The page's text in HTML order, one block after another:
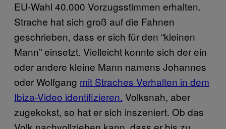
EU-Wahl 40.000 Vorzugsstimmen erhalten.
Strache hat sich groß auf die Fahnen
geschrieben, dass er sich für den “kleinen
Mann” einsetzt. Vielleicht konnte sich der ein
oder andere kleine Mann namens Johannes
oder Wolfgang mit Straches Verhalten in dem
Ibiza-Video identifizieren. Volksnah, aber
zugekokst, so hat er sich inszeniert. Ob das